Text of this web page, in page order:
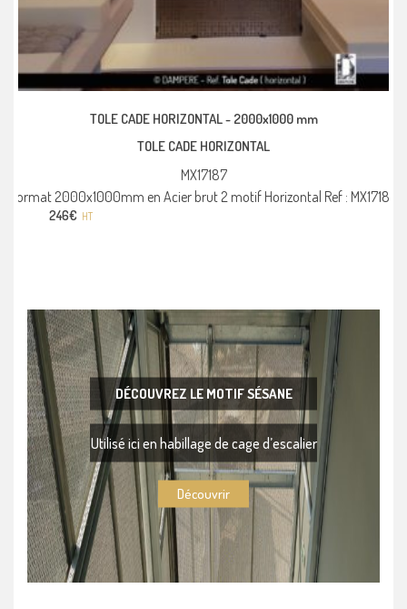
TOLE CADE HORIZONTAL - 2000x1000 mm
TOLE CADE HORIZONTAL
MX17187
Format 2000x1000mm en Acier brut 2 motif Horizontal Ref : MX17187
246€ HT
DÉCOUVREZ LE MOTIF SÉSANE
Utilisé ici en habillage de cage d’escalier
Découvrir